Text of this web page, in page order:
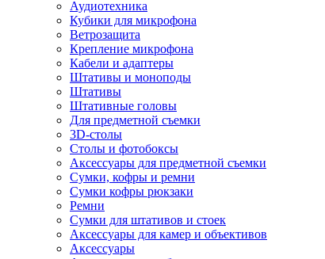
Аудиотехника
Кубики для микрофона
Ветрозащита
Крепление микрофона
Кабели и адаптеры
Штативы и моноподы
Штативы
Штативные головы
Для предметной съемки
3D-столы
Столы и фотобоксы
Аксессуары для предметной съемки
Сумки, кофры и ремни
Сумки кофры рюкзаки
Ремни
Сумки для штативов и стоек
Аксессуары для камер и объективов
Аксессуары